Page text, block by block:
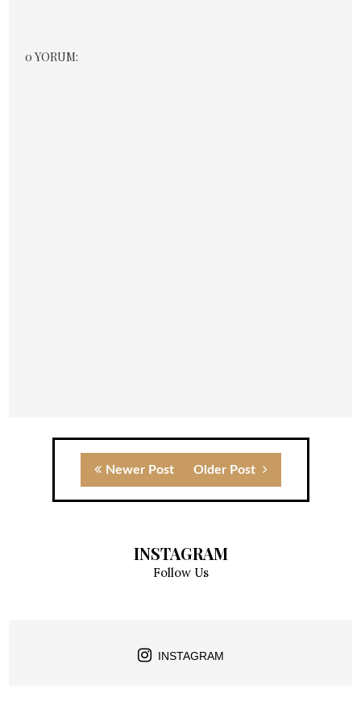
0 YORUM:
Newer Post Older Post
INSTAGRAM
Follow Us
INSTAGRAM